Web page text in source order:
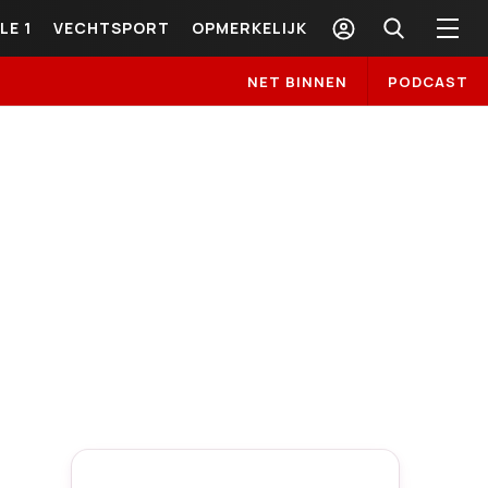
1 VECHTSPORT OPMERKELIJK
NET BINNEN PODCAST